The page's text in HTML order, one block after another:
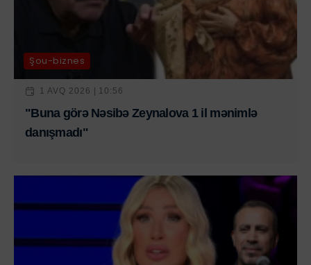
Şou-biznes
1 AVQ 2026 | 10:56
"Buna görə Nəsibə Zeynalova 1 il mənimlə
danışmadı"